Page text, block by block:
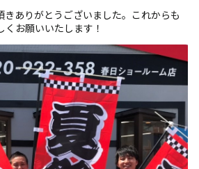
きありがとうございました。これからも
お願いいたします！